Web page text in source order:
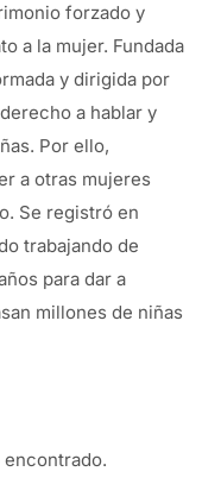
forzado y
a la mujer. Fundada
y dirigida por
a hablar y
Por ello,
a otras mujeres
Se registró en
trabajando de
para dar a
millones de niñas